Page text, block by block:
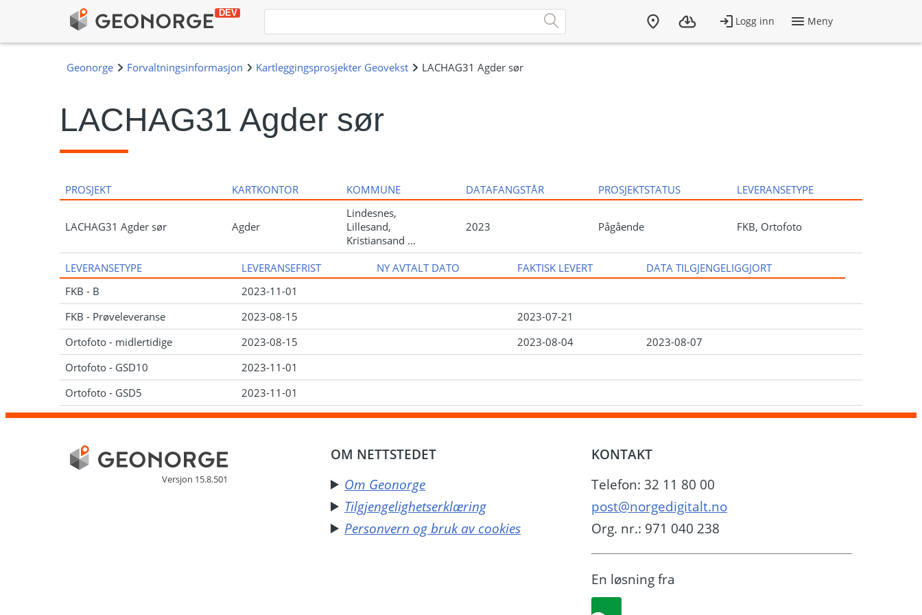
LACHAG31 Agder sør
PROSJEKT KARTKONTOR KOMMUNE DATAFANGSTÅR PROSJEKTSTATUS LEVERANSETYPE
LACHAG31 Agder sør Agder
Lindesnes,
Lillesand,
Kristiansand ...
2023 Pågående FKB, Ortofoto
LEVERANSETYPE LEVERANSEFRIST NY AVTALT DATO FAKTISK LEVERT
DATA TILGJENGELIGGJORT
FKB - B
2023-11-01
FKB - Prøveleveranse
2023-08-15
2023-07-21
Ortofoto - midlertidige
2023-08-15 2023-08-04
2023-08-07
Ortofoto - GSD10
2023-11-01
Ortofoto - GSD5
2023-11-01